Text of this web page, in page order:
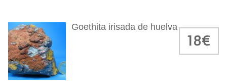
Goethita irisada de huelva
18€